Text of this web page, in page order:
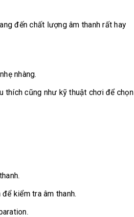
đến chất lượng âm thanh rất hay
nhàng.
thích cũng như kỹ thuật chơi để chọn
kiểm tra âm thanh.